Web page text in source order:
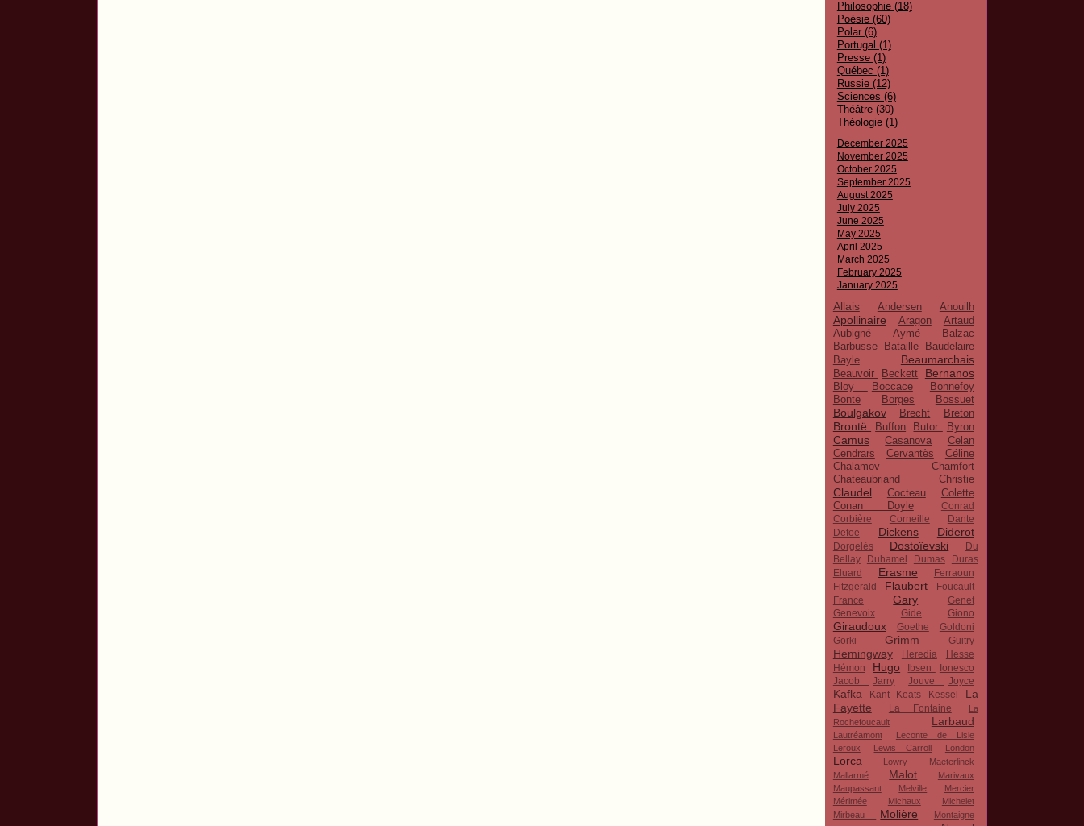
Philosophie (18)
Poésie (60)
Polar (6)
Portugal (1)
Presse (1)
Québec (1)
Russie (12)
Sciences (6)
Théâtre (30)
Théologie (1)
December 2025
November 2025
October 2025
September 2025
August 2025
July 2025
June 2025
May 2025
April 2025
March 2025
February 2025
January 2025
Allais Andersen Anouilh
Apollinaire Aragon
Artaud
Aubigné
Aymé
Balzac
Barbusse
Bataille
Baudelaire
Bayle
Beaumarchais
Beauvoir Beckett Bernanos
Bloy Boccace
Bonnefoy
Bontë
Borges Bossuet
Boulgakov Brecht Breton
Brontë Buffon Butor Byron
Camus Casanova
Celan
Cendrars
Cervantès
Céline
Chalamov
Chamfort
Chateaubriand
Christie
Claudel Cocteau
Colette
Conan Doyle
Conrad
Corbière
Corneille
Dante
Defoe
Dickens Diderot
Dorgelès Dostoïevski
Du
Bellay
Duhamel Dumas
Duras
Eluard
Erasme
Ferraoun
Fitzgerald
Flaubert
Foucault
France
Gary
Genet
Genevoix
Gide Giono
Giraudoux Goethe
Goldoni
Gorki
Grimm Guitry
Hemingway Heredia
Hesse
Hémon
Hugo Ibsen
Ionesco
Jacob
Jarry Jouve Joyce
Kafka Kant Keats Kessel
La
Fayette
La Fontaine
La
Rochefoucault
Larbaud
Lautréamont
Leconte de Lisle
Leroux
Lewis Carroll London
Lorca Lowry
Maeterlinck
Mallarmé
Malot
Marivaux
Maupassant
Melville
Mercier
Mérimée
Michaux
Michelet
Mirbeau
Molière Montaigne